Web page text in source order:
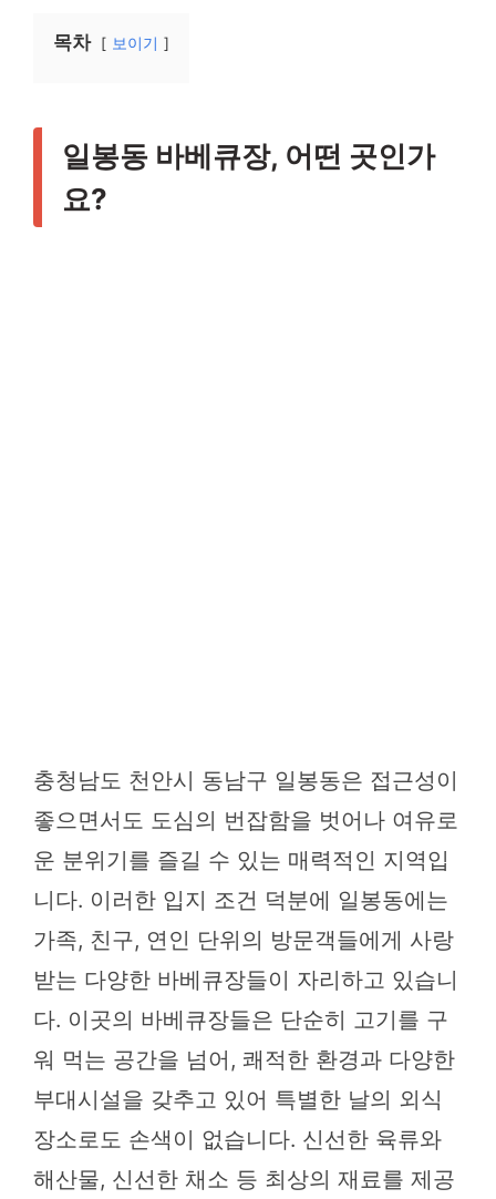
목차 보이기
일봉동 바베큐장, 어떤 곳인가
요?
충청남도 천안시 동남구 일봉동은 접근성이
좋으면서도 도심의 번잡함을 벗어나 여유로
운 분위기를 즐길 수 있는 매력적인 지역입
니다. 이러한 입지 조건 덕분에 일봉동에는
가족, 친구, 연인 단위의 방문객들에게 사랑
받는 다양한 바베큐장들이 자리하고 있습니
다. 이곳의 바베큐장들은 단순히 고기를 구
워 먹는 공간을 넘어, 쾌적한 환경과 다양한
부대시설을 갖추고 있어 특별한 날의 외식
장소로도 손색이 없습니다. 신선한 육류와
해산물, 신선한 채소 등 최상의 재료를 제공